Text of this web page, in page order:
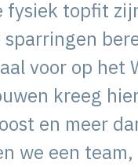
fysiek topfit
sparringen
voor op het
kreeg
en meer
we een team,